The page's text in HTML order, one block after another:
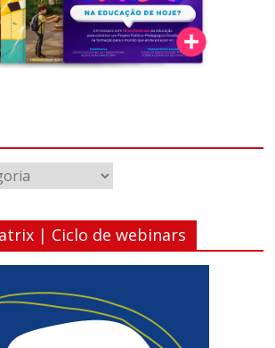
| Ciclo de webinars